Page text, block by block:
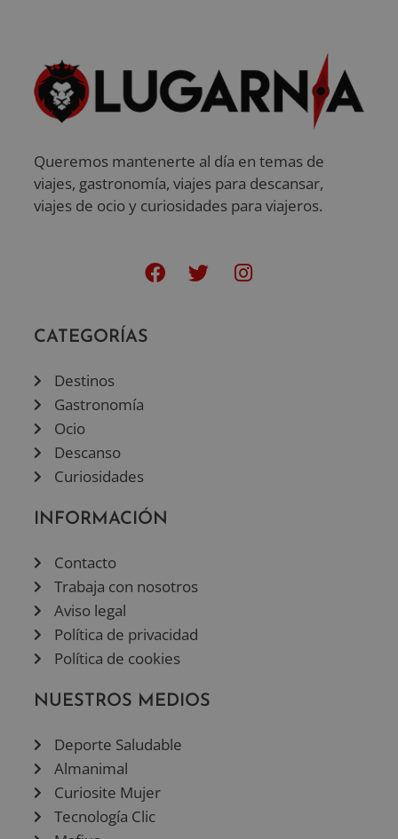
Queremos mantenerte al día en temas de
viajes, gastronomía, viajes para descansar,
viajes de ocio y curiosidades para viajeros.
CATEGORÍAS
Destinos
Gastronomía
Ocio
Descanso
Curiosidades
INFORMACIÓN
Contacto
Trabaja con nosotros
Aviso legal
Política de privacidad
Política de cookies
NUESTROS MEDIOS
Deporte Saludable
Almanimal
Curiosite Mujer
Tecnología Clic